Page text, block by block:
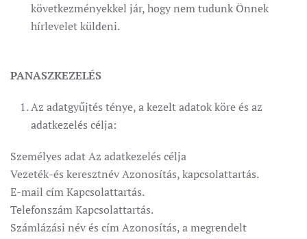
következményekkel jár, hogy nem tudunk Önnek
hírlevelet küldeni.
PANASZKEZELÉS
Az adatgyűjtés ténye, a kezelt adatok köre és az
adatkezelés célja:
Személyes adat Az adatkezelés célja
Vezeték-és keresztnév Azonosítás, kapcsolattartás.
E-mail cím Kapcsolattartás.
Telefonszám Kapcsolattartás.
Számlázási név és cím Azonosítás, a megrendelt